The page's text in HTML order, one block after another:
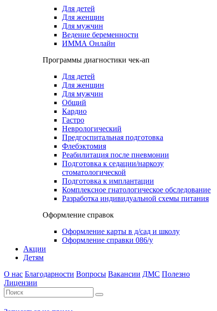
Для детей
Для женщин
Для мужчин
Ведение беременности
ИММА Онлайн
Программы диагностики чек-ап
Для детей
Для женщин
Для мужчин
Общий
Кардио
Гастро
Неврологический
Предгоспитальная подготовка
Флебэктомия
Реабилитация после пневмонии
Подготовка к седации/наркозу
стоматологической
Подготовка к имплантации
Комплексное гнатологическое обследование
Разработка индивидуальной схемы питания
Оформление справок
Оформление карты в д/сад и школу
Оформление справки 086/у
Акции
Детям
О нас Благодарности Вопросы Вакансии ДМС Полезно
Лицензии